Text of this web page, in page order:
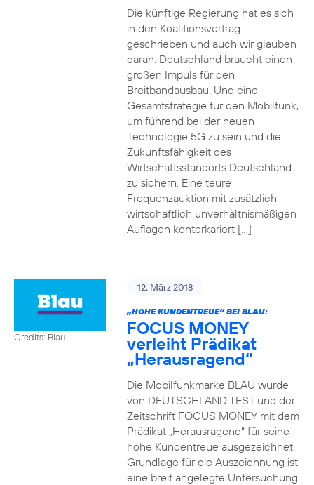
Die künftige Regierung hat es sich
in den Koalitionsvertrag
geschrieben und auch wir glauben
daran: Deutschland braucht einen
großen Impuls für den
Breitbandausbau. Und eine
Gesamtstrategie für den Mobilfunk,
um führend bei der neuen
Technologie 5G zu sein und die
Zukunftsfähigkeit des
Wirtschaftsstandorts Deutschland
zu sichern. Eine teure
Frequenzauktion mit zusätzlich
wirtschaftlich unverhältnismäßigen
Auflagen konterkariert […]
Credits: Blau
12. März 2018
„HOHE KUNDENTREUE“ BEI BLAU:
FOCUS MONEY
verleiht Prädikat
„Herausragend“
Die Mobilfunkmarke BLAU wurde
von DEUTSCHLAND TEST und der
Zeitschrift FOCUS MONEY mit dem
Prädikat „Herausragend“ für seine
hohe Kundentreue ausgezeichnet.
Grundlage für die Auszeichnung ist
eine breit angelegte Untersuchung